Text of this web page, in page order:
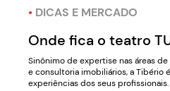
• DICAS E MERCADO
Onde fica o teatro
Sinônimo de expertise nas áreas
e consultoria imobiliários, a Tibério
experiências dos seus profissionais.